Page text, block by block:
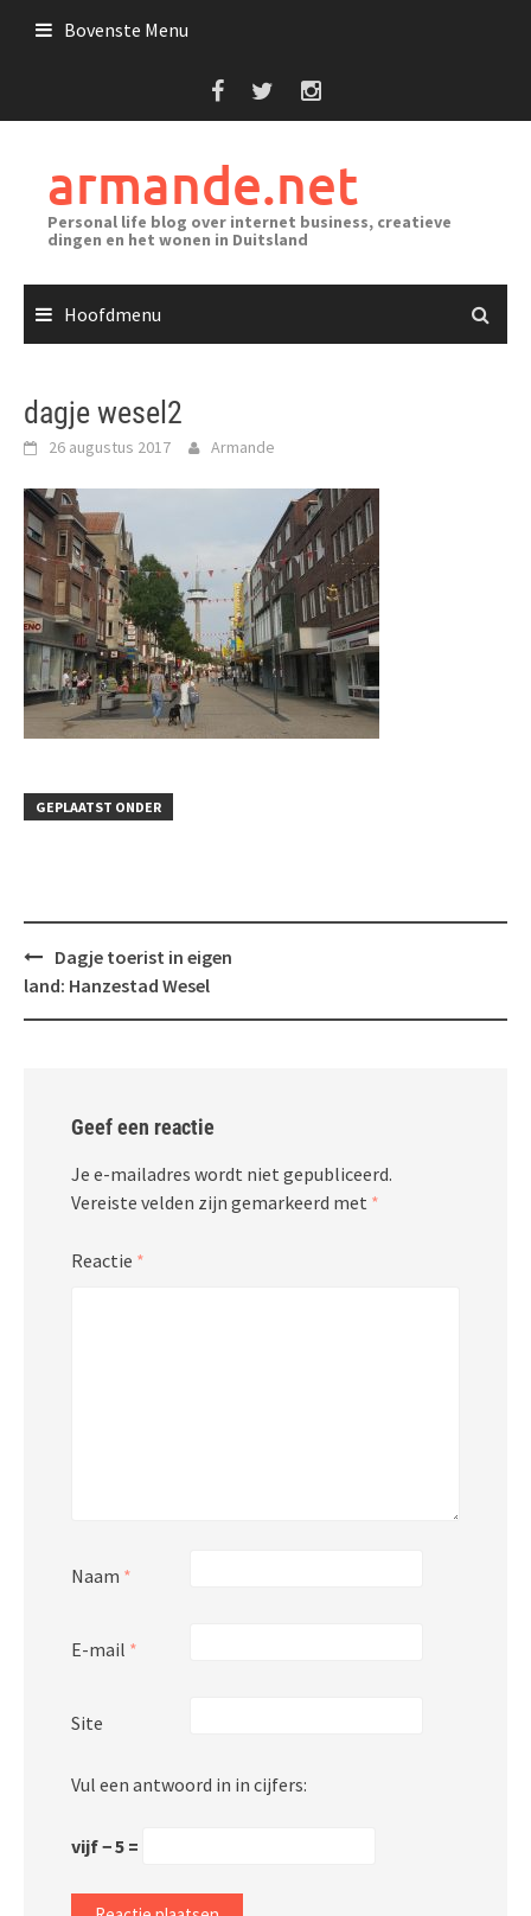
Bovenste Menu
armande.net
Personal life blog over internet business, creatieve
dingen en het wonen in Duitsland
Hoofdmenu
dagje wesel2
26 augustus 2017 Armande
GEPLAATST ONDER
Bericht
navigatie
Dagje toerist in eigen
land: Hanzestad Wesel
Geef een reactie
Je e-mailadres wordt niet gepubliceerd.
Vereiste velden zijn gemarkeerd met *
Reactie *
Naam *
E-mail *
Site
Vul een antwoord in in cijfers:
vijf − 5 =